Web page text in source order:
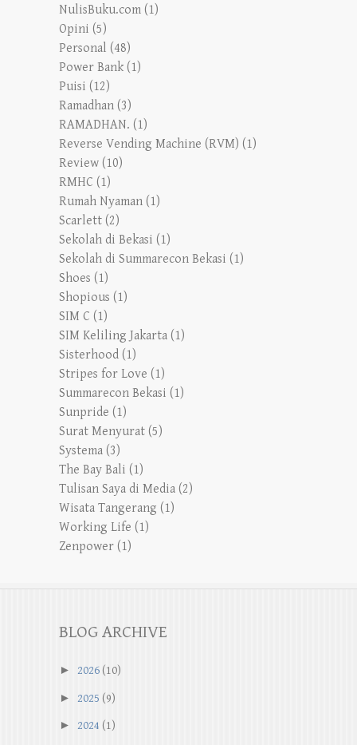
NulisBuku.com (1)
Opini (5)
Personal (48)
Power Bank (1)
Puisi (12)
Ramadhan (3)
RAMADHAN. (1)
Reverse Vending Machine (RVM) (1)
Review (10)
RMHC (1)
Rumah Nyaman (1)
Scarlett (2)
Sekolah di Bekasi (1)
Sekolah di Summarecon Bekasi (1)
Shoes (1)
Shopious (1)
SIM C (1)
SIM Keliling Jakarta (1)
Sisterhood (1)
Stripes for Love (1)
Summarecon Bekasi (1)
Sunpride (1)
Surat Menyurat (5)
Systema (3)
The Bay Bali (1)
Tulisan Saya di Media (2)
Wisata Tangerang (1)
Working Life (1)
Zenpower (1)
BLOG ARCHIVE
► 2026 (10)
► 2025 (9)
► 2024 (1)